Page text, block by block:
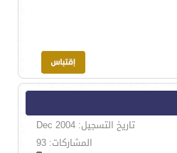
تاريخ التسجيل: Dec 2004
المشاركات: 93